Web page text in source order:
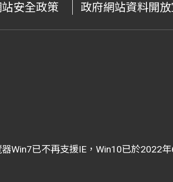
安全政策 政府網站資料開
Win7已不再支援IE，Win10已於2022